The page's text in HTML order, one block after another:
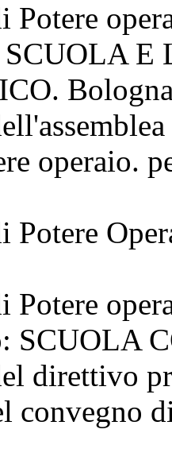
Potere
E
operaio.
Potere
Potere
SCUOLA
direttivo
convegno